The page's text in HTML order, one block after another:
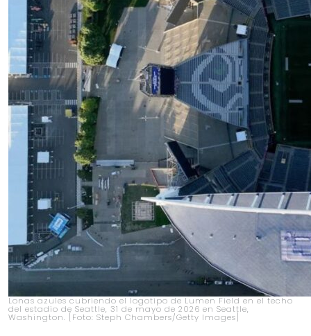
Lonas azules cubriendo el logotipo de Lumen Field en el techo
del estadio de Seattle, 31 de mayo de 2026 en Seattle,
Washington. [Foto: Steph Chambers/Getty Images]